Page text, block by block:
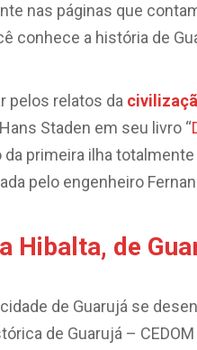
nas páginas que
conhece a história de
pelos relatos da
Staden em seu livro “
da primeira ilha
pelo engenheiro
Hibalta, de
de Guarujá se
de Guarujá –